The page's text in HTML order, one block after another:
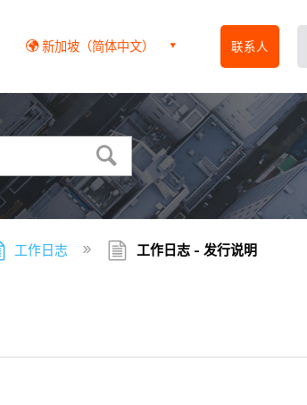
新加坡（简体中文） 联系人
工作日志 工作日志 - 发行说明